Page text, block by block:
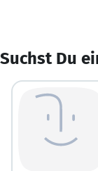
Suchst Du